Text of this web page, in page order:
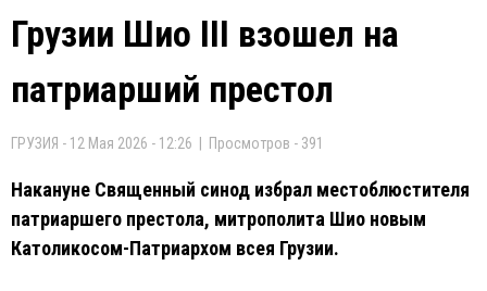
Грузии Шио III взошел на
патриарший престол
ГРУЗИЯ - 12 Мая 2026 - 12:26 | Просмотров - 391
Накануне Священный синод избрал местоблюстителя
патриаршего престола, митрополита Шио новым
Католикосом-Патриархом всея Грузии.